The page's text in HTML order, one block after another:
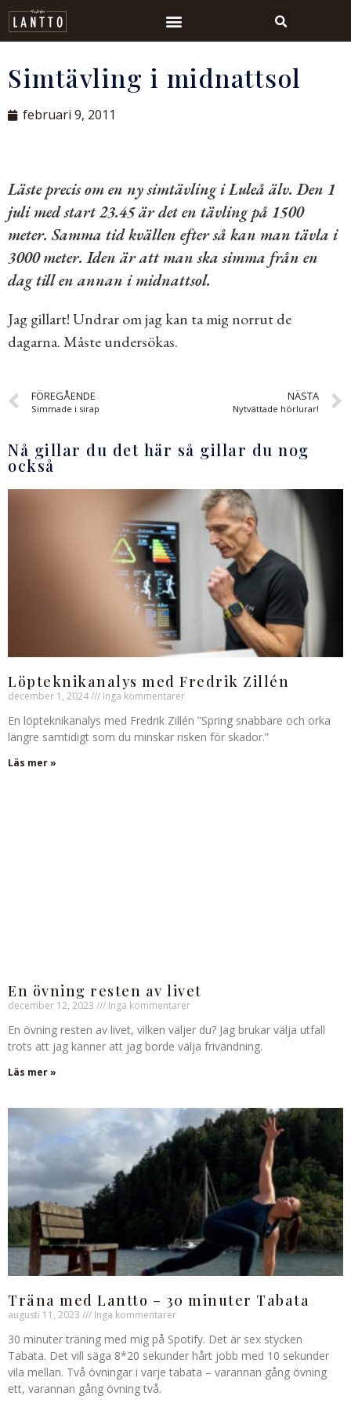
Simtävling i midnattsol
februari 9, 2011
Läste precis om en nysimtävling i Luleå älv. Den 1
juli med start 23.45 är det en tävling på 1500
meter. Samma tid kvällen efter så kan man tävla i
3000 meter. Iden är att man ska simma från en
dag till en annan i midnattsol.
Jag gillart! Undrar om jag kan ta mig norrut de
dagarna. Måste undersökas.
FÖREGÅENDE
Simmade i sirap
NÄSTA
Nytvättade hörlurar!
Nå gillar du det här så gillar du nog
också
Löpteknikanalys med Fredrik Zillén
december 1, 2024 Inga kommentarer
En löpteknikanalys med Fredrik Zillén ”Spring snabbare och orka
längre samtidigt som du minskar risken för skador.”
Läs mer »
En övning resten av livet
december 12, 2023 Inga kommentarer
En övning resten av livet, vilken väljer du? Jag brukar välja utfall
trots att jag känner att jag borde välja frivändning.
Läs mer »
Träna med Lantto – 30 minuter Tabata
augusti 11, 2023 Inga kommentarer
30 minuter träning med mig på Spotify. Det är sex stycken
Tabata. Det vill säga 8*20 sekunder hårt jobb med 10 sekunder
vila mellan. Två övningar i varje tabata – varannan gång övning
ett, varannan gång övning två.